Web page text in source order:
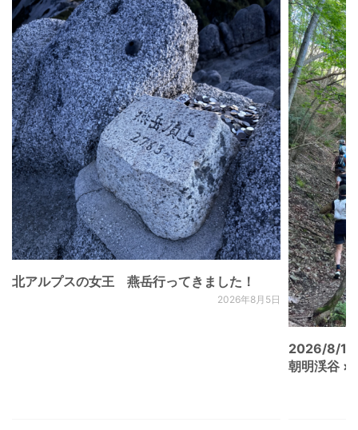
北アルプスの女王 燕岳行ってきました！
2026年8月5日
2026/8/
朝明渓谷 ×